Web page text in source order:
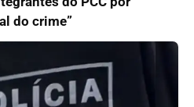
do crime”